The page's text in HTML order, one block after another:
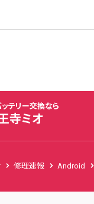
お客様の声
テリー交換なら
寺ミオ
修理速報 Android